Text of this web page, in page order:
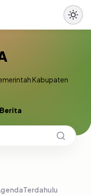
Kabupaten
Berita
Terdahulu